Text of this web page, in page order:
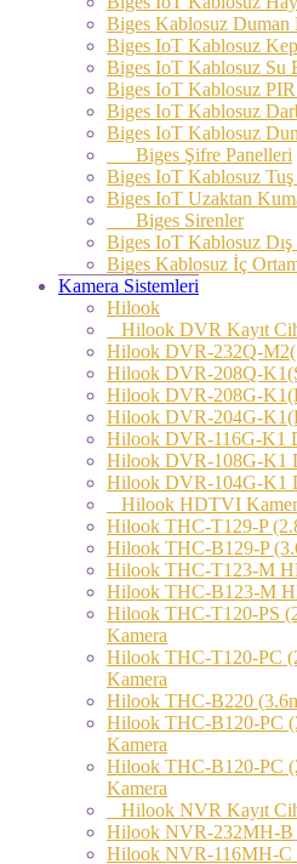
Biges Kablosuz Duman
Biges IoT Kablosuz
Biges IoT Kablosuz Su
Biges IoT Kablosuz
Biges IoT Kablosuz
Biges IoT Kablosuz
Biges Şifre Panelleri
Biges IoT Kablosuz Tuş
Biges IoT Uzaktan
Biges Sirenler
Biges IoT Kablosuz Dış
Biges Kablosuz İç
Kamera Sistemleri
Hilook
Hilook DVR Kayıt
Hilook DVR-232Q-
Hilook DVR-208Q-
Hilook DVR-208G-
Hilook DVR-204G-
Hilook DVR-116G-K1
Hilook DVR-108G-K1
Hilook DVR-104G-K1
Hilook HDTVI
Hilook THC-T129-P
Hilook THC-B129-P
Hilook THC-T123-M
Hilook THC-B123-M
Hilook THC-T120-PS
Kamera
Hilook THC-T120-PC
Kamera
Hilook THC-B220
Hilook THC-B120-PC
Kamera
Hilook THC-B120-PC
Kamera
Hilook NVR Kayıt
Hilook NVR-232MH-B
Hilook NVR-116MH-C